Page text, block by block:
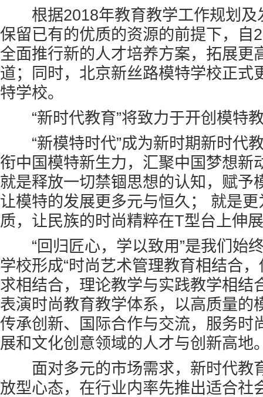
根据2018年教育教学工作规划及
保留已有的优质的资源的前提下，自
全面推行新的人才培养方案，拓展更
道；同时，北京新丝路模特学校正式
特学校。
“新时代教育”将致力于开创模特教
“新模特时代”成为新时期新时代
衔中国模特新生力，汇聚中国梦想新
就是释放一切禁锢思想的认知，赋予
让模特的发展更多元与恒久； 就是
质，让民族的时尚精粹在T型台上伸
“回归匠心，学以致用”是我们始
学校形成“时尚艺术管理教育相结合
求相结合，理论教学与实践教学相结
表演时尚教育教学体系，以高质量的
传承创新、国际合作与交流，服务时
展和文化创意领域的人才与创新高地
面对多元的市场需求，新时代教
放型心态，在行业内率先推出适合社